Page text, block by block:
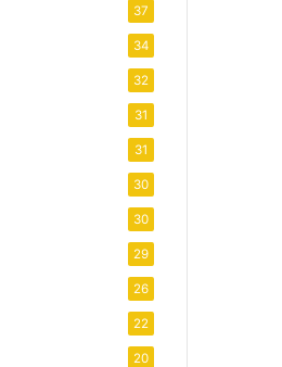
37
34
32
31
31
30
30
29
26
22
20